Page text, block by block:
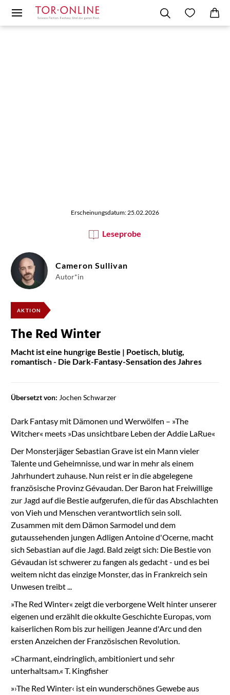
Erscheinungsdatum: 25.02.2026
Leseprobe
Cameron Sullivan
Autor*in
AKTION
The Red Winter
Macht ist eine hungrige Bestie | Poetisch, blutig,
romantisch - Die Dark-Fantasy-Sensation des Jahres
Übersetzt von: Jochen Schwarzer
Dark Fantasy mit Dämonen und Werwölfen – »The
Witcher« meets »Das unsichtbare Leben der Addie LaRue«
Der Monsterjäger Sebastian Grave ist ein Mann vieler
Talente und Geheimnisse, und war in mehr als einem
Jahrhundert zuhause. Nun reist er in die abgelegene
französische Provinz Gévaudan. Der Baron hat Freiwillige
zur Jagd auf die Bestie aufgerufen, die für das Abschlachten
von Vieh und Menschen verantwortlich sein soll.
Zusammen mit dem Dämon Sarmodel und dem
gutaussehenden jungen Adligen Antoine d'Ocerne, macht
sich Sebastian auf die Jagd. Bald zeigt sich: Die Bestie von
Gévaudan ist schwerer zu fangen als gedacht - und es bei
weitem nicht das einzige Monster, das in Frankreich sein
Unwesen treibt ...
»The Red Winter« zeigt die verborgene Welt hinter unserer
eigenen und erzählt die okkulte Geschichte Europas, vom
kaiserlichen Rom bis zur heiligen Jeanne d'Arc und den
ersten Anzeichen der Französischen Revolution.
»Charmant, eindringlich, ambitioniert und sehr
unterhaltsam.« T. Kingfisher
»›The Red Winter‹ ist ein wunderschönes Gewebe aus